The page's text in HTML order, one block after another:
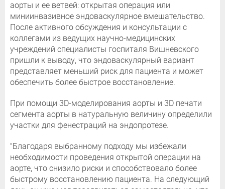
аорты и ее ветвей: открытая операция или
миниинвазивное эндоваскулярное вмешательство.
После активного обсуждения и консультации с
коллегами из ведущих научно-медицинских
учреждений специалисты госпиталя Вишневского
пришли к выводу, что эндоваскулярный вариант
представляет меньший риск для пациента и может
обеспечить более быстрое восстановление.
При помощи 3D-моделирования аорты и 3D печати
сегмента аорты в натуральную величину определили
участки для фенестраций на эндопротезе.
"Благодаря выбранному подходу мы избежали
необходимости проведения открытой операции на
аорте, что снизило риски и способствовало более
быстрому восстановлению пациента. На следующий